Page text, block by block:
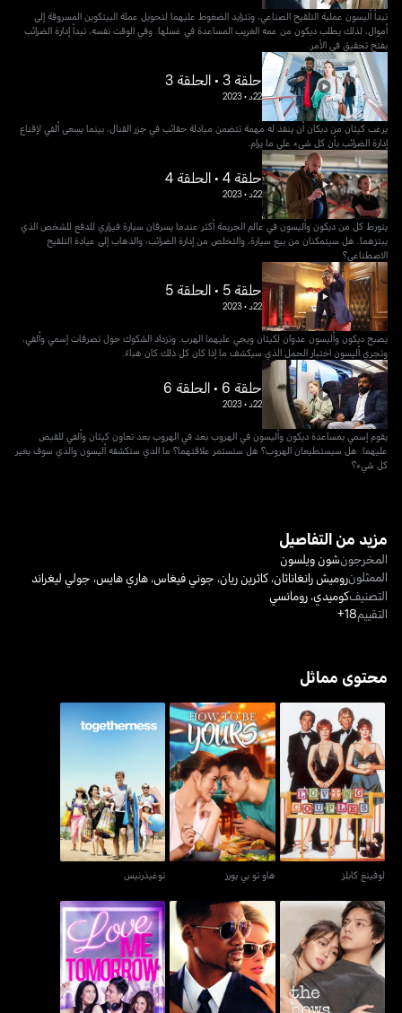
تبدأ أليسون عملية التلقيح الصناعي، وتتزايد الضغوط عليهما لتحويل عملة البيتكوين المسروقة إلى
أموال، لذلك يطلب ديكون من عمه الغريب المساعدة في غسلها. وفي الوقت نفسه، تبدأ إدارة الضرائب
بفتح تحقيق في الأمر.
حلقة 3 • الحلقة 3
22د •
2023
يرغب كيثان من ديكان أن ينفذ له مهمة تتضمن مبادلة حقائب في جزر القنال، بينما يسعى ألفي لإقناع
إدارة الضرائب بأن كل شيء على ما يرام.
حلقة 4 • الحلقة 4
22د •
2023
يتورط كل من ديكون وأليسون في عالم الجريمة أكثر عندما يسرقان سيارة فيراري للدفع للشخص الذي
يبتزهما. هل سيتمكنان من بيع سيارة، والتخلص من إدارة الضرائب، والذهاب إلى عيادة التلقيح
الاصطناعي؟
حلقة 5 • الحلقة 5
22د •
2023
يصبح ديكون وأليسون عدوان لكيثان ويجي عليهما الهرب. وتزداد الشكوك حول تصرفات إسمي وألفي،
وتجري أليسون اختبار الحمل الذي سيكشف ما إذا كان كل ذلك كان هباءً.
حلقة 6 • الحلقة 6
22د •
2023
يقوم إسمي بمساعدة ديكون وأليسون في الهروب بعد في الهروب بعد تعاون كيثان وألفي للقبض
عليهما. هل سيستطيعان الهروب؟ هل ستستمر علاقتهما؟ ما الذي ستكشفه أليسون والذي سوف يغير
كل شيء؟
مزيد من التفاصيل
المخرجونشون ويلسون
الممثلونروميش رانغاناثان،كاثرين ريان، جوني فيغاس،هاري هايس، جولي ليغراند
التصنيفكوميدي،رومانسي
التقييم18+
محتوى مماثل
لوفينغ كابلز
لوفينغ كابلز
هاو تو بي يورز
هاو تو بي يورز
توغيذرنيس
توغيذرنيس
ذا هاوس أوف أس فوكس لوف مي تومورو